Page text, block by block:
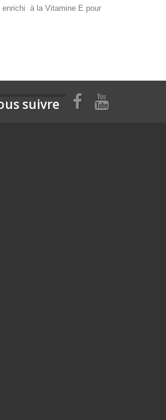
enrichi à la Vitamine E pour
suivre